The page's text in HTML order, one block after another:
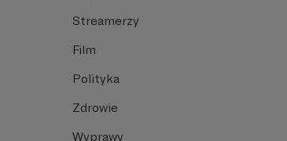
Streamerzy
Film
Polityka
Zdrowie
Wyprawy